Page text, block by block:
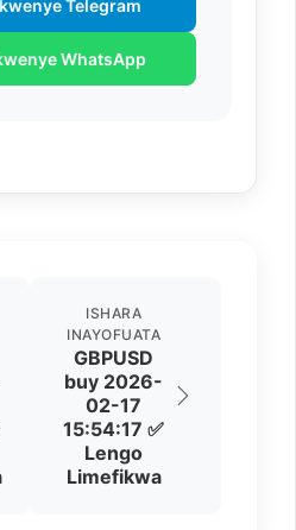
Telegram
WhatsApp
ISHARA
INAYOFUATA
GBPUSD
buy 2026-
02-17
15:54:17 ✅
Lengo
Limefikwa